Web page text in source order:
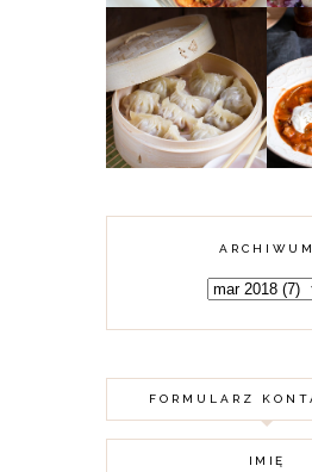
CHIŃSKIE
PIEROŻKI DIM
SUM Z MIĘSEM
ARCHIWUM
FORMULARZ